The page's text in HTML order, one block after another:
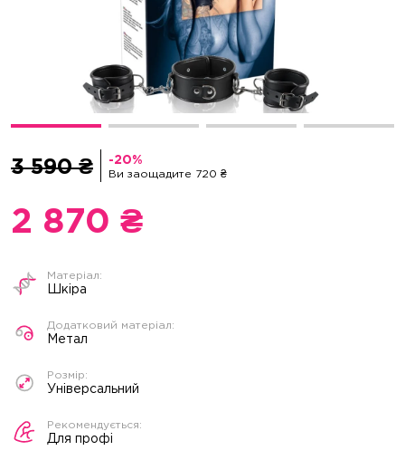
3 590 ₴ Ви заощадите 720 ₴
2 870 ₴
Шкіра
Метал
Універсальний
Для профі